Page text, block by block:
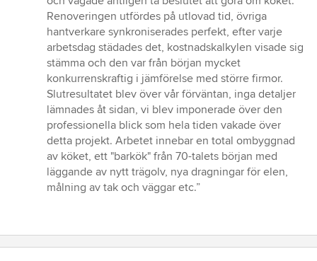
Renoveringen utfördes på utlovad tid, övriga
hantverkare synkroniserades perfekt, efter varje
arbetsdag städades det, kostnadskalkylen visade sig
stämma och den var från början mycket
konkurrenskraftig i jämförelse med större firmor.
Slutresultatet blev över vår förväntan, inga detaljer
lämnades åt sidan, vi blev imponerade över den
professionella blick som hela tiden vakade över
detta projekt. Arbetet innebar en total ombyggnad
av köket, ett "barkök" från 70-talets början med
läggande av nytt trägolv, nya dragningar för elen,
målning av tak och väggar etc.”